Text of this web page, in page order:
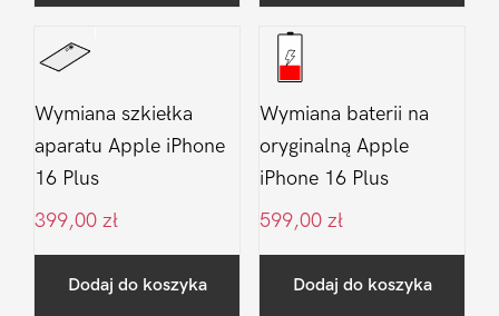
Wymiana szkiełka
aparatu Apple iPhone
16 Plus
399,00 zł
Dodaj do koszyka
Wymiana baterii na
oryginalną Apple
iPhone 16 Plus
599,00 zł
Dodaj do koszyka